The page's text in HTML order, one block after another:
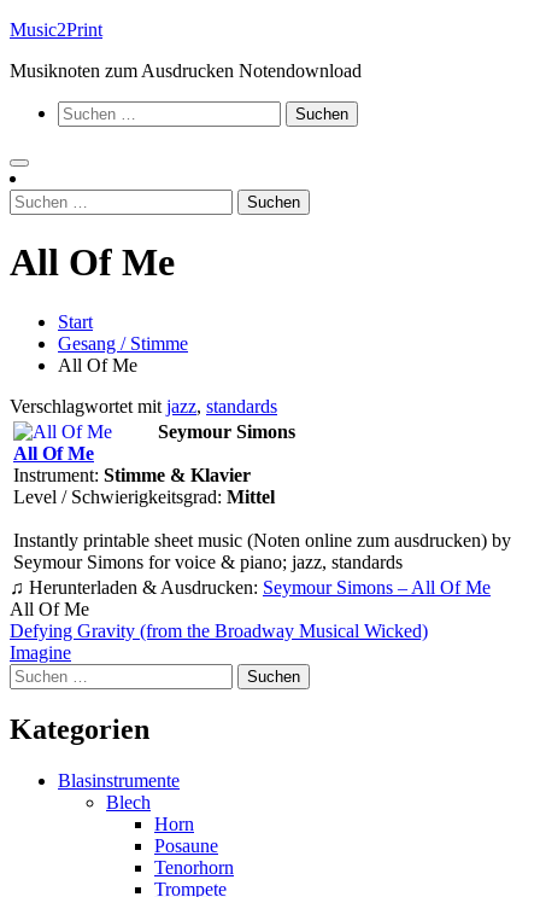
Zum
springen
Music2Print
Musiknoten zum Ausdrucken Notendownload
Suchen
nach:
Suchen
nach:
All Of Me
Start
Gesang / Stimme
All Of Me
Verschlagwortet mit jazz, standards
Seymour Simons
All Of Me
Instrument: Stimme & Klavier
Level / Schwierigkeitsgrad: Mittel
Instantly printable sheet music (Noten online zum ausdrucken) by
Seymour Simons for voice & piano; jazz, standards
♫ Herunterladen & Ausdrucken: Seymour Simons – All Of Me
All Of Me
Beitragsnavigation
Defying Gravity (from the Broadway Musical Wicked)
Imagine
Suchen
nach:
Kategorien
Blasinstrumente
Blech
Horn
Posaune
Tenorhorn
Trompete